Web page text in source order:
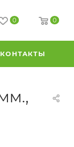
0 0
КОНТАКТЫ